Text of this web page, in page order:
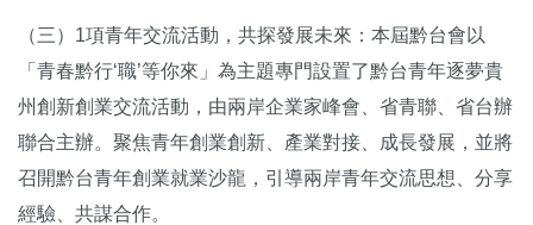
（三）1項青年交流活動，共探發展未來：本屆黔台會以
「青春黔行‘職’等你來」為主題專門設置了黔台青年逐夢貴
州創新創業交流活動，由兩岸企業家峰會、省青聯、省台辦
聯合主辦。聚焦青年創業創新、產業對接、成長發展，並將
召開黔台青年創業就業沙龍，引導兩岸青年交流思想、分享
經驗、共謀合作。